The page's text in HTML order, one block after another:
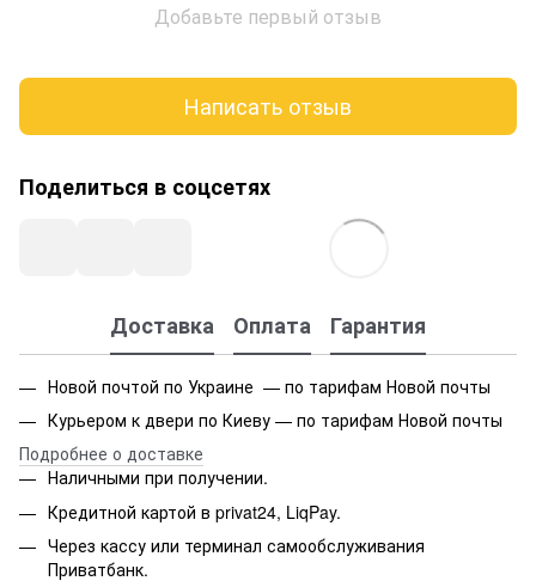
Добавьте первый отзыв
Написать отзыв
Поделиться в соцсетях
Доставка Оплата Гарантия
Новой почтой по Украине — по тарифам Новой почты
Курьером к двери по Киеву — по тарифам Новой почты
Подробнее о доставке
Наличными при получении.
Кредитной картой в privat24, LiqPay.
Через кассу или терминал самообслуживания
Приватбанк.